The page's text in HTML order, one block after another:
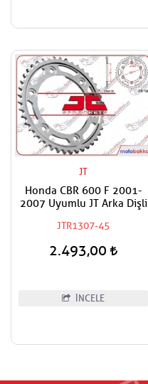
JT
Honda CBR 600 F 2001-
2007 Uyumlu JT Arka Dişli
JTR1307-45
2.493,00
İNCELE